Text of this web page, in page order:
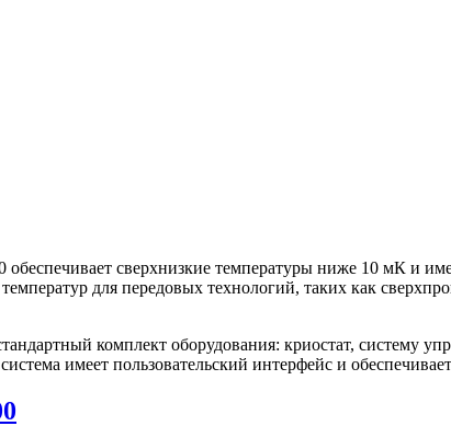
обеспечивает сверхнизкие температуры ниже 10 мК и
для передовых технологий, таких как
комплект оборудования: криостат,
имеет пользовательский интерфейс и